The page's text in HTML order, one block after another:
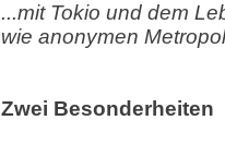
...mit Tokio und dem
wie anonymen
Zwei Besonderheiten